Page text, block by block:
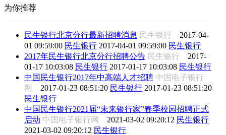
为你推荐
民生银行北京分行最新招聘消息 民生银行 2017-04-
01 09:59:00 民生银行 2017-04-01 09:59:00 民生银行
2017年民生银行北京分行招聘公告 民生银行 2017-
01-17 10:03:08 民生银行 2017-01-17 10:03:08 民生银行
中国民生银行2017年中高端人才招聘 中国电子银行
网 2017-01-23 08:51:20 民生银行 2017-01-23 08:51:20
民生银行
中国民生银行2021届“未来银行家”春季校园招聘正式
启动 中国电子银行网 2021-03-02 09:20:12 民生银行
2021-03-02 09:20:12 民生银行